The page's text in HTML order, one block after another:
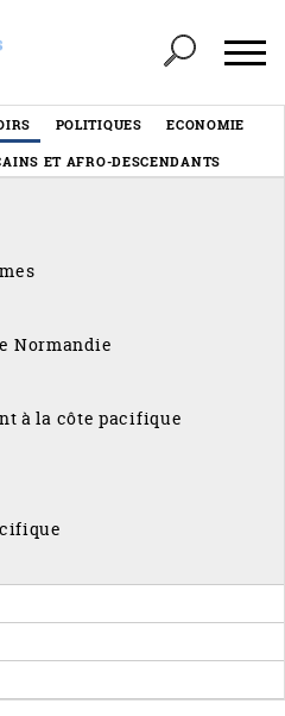
POLITIQUES ECONOMIE
ET AFRO-DESCENDANTS
Normandie
à la côte pacifique